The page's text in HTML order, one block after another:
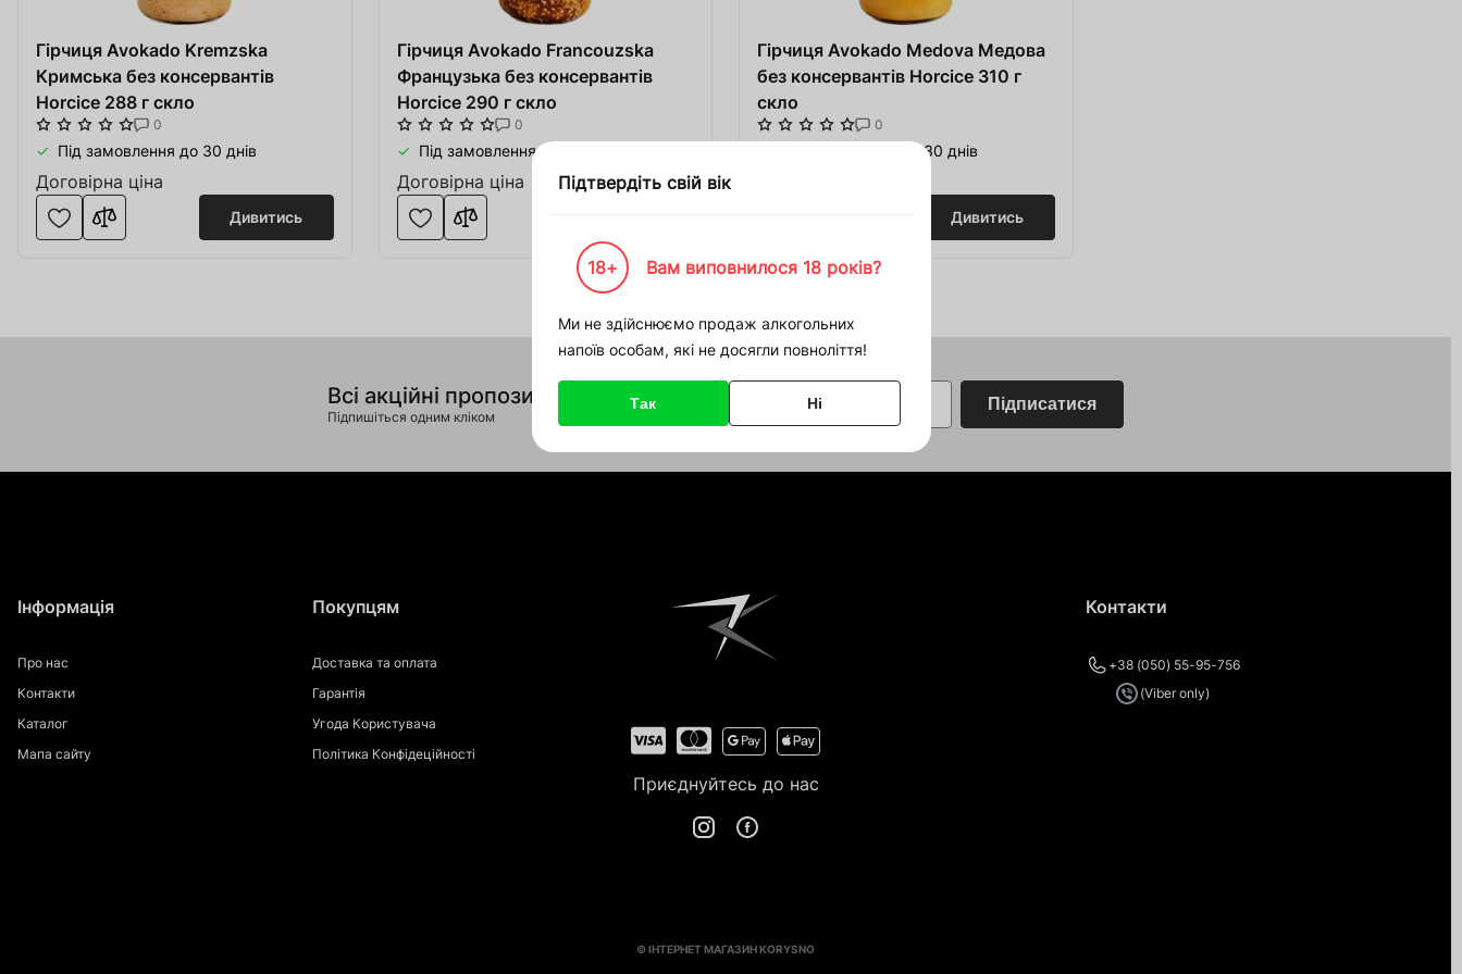
Обладнання для Пивоварні
Одежа взуття та спорт
Катери та човни
Солодовні
Вироби з дерева
Обладнання HoReCa
Тара та Пакування
Service Apple
Інгредієнти для Пива і Віскі
Гірчиця Avokado Kremzska
Кримська без консервантів
Horcice 288 г скло
0
Під замовлення до 30 днів
Договірна ціна
Дивитись
Гірчиця Avokado Francouzska
Французька без консервантів
Horcice 290 г скло
0
Під замовлення до 30 днів
Договірна ціна
Гірчиця Avokado Medova Медова
без консервантів Horcice 310 г
скло
0
Під замовлення до 30 днів
Дивитись
Всі акційні пропозиції
Підпишіться одним кліком
E-mail Підписатися
Приєднуйтесь до нас
Інформація
Про нас
Контакти
Каталог
Мапа сайту
Покупцям
Доставка та оплата
Гарантія
Угода Користувача
Політика Конфідеційності
Контакти
+38 (050) 55-95-756
(Viber only)
© ІНТЕРНЕТ МАГАЗИН KORYSNO
Підтвердіть свій вік
18+ Вам виповнилося 18 років?
Ми не здійснюємо продаж алкогольних
напоїв особам, які не досягли повноліття!
Так Ні
Товар доданий в кошик
00 000 ₴
Продовжити покупки
Зареєструватися
Увійти
Відновити пароль
Або увійдіть за допомогою
соціальних мереж